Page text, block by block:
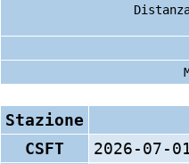
Stazione
CSFT
2026-07-